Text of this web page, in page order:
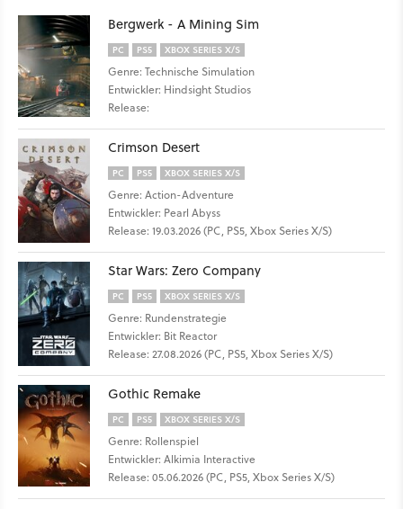
Bergwerk - A Mining Sim
PC PS5 XBOX SERIES X/S
Genre: Technische Simulation
Entwickler: Hindsight Studios
Release:
Crimson Desert
PC PS5 XBOX SERIES X/S
Genre: Action-Adventure
Entwickler: Pearl Abyss
Release: 19.03.2026 (PC, PS5, Xbox Series X/S)
Star Wars: Zero Company
PC PS5 XBOX SERIES X/S
Genre: Rundenstrategie
Entwickler: Bit Reactor
Release: 27.08.2026 (PC, PS5, Xbox Series X/S)
Gothic Remake
PC PS5 XBOX SERIES X/S
Genre: Rollenspiel
Entwickler: Alkimia Interactive
Release: 05.06.2026 (PC, PS5, Xbox Series X/S)